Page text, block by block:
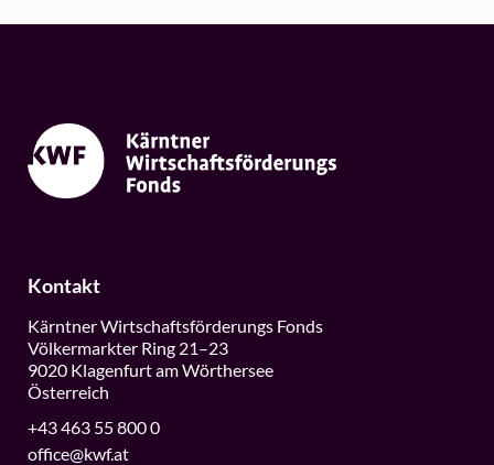
Kontakt
Kärntner Wirtschaftsförderungs Fonds
Völkermarkter Ring 21–23
9020 Klagenfurt am Wörthersee
Österreich
+43 463 55 800 0
office@kwf.at